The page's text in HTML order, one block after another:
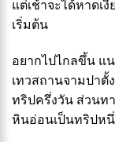
แต่เช้าจะได้หาดเ
เริ่มต้น
อยากไปไกลขึ้น แ
เทวสถานจามปาตั้
ทริปครึ่งวัน ส่วนท
หินอ่อนเป็นทริปห